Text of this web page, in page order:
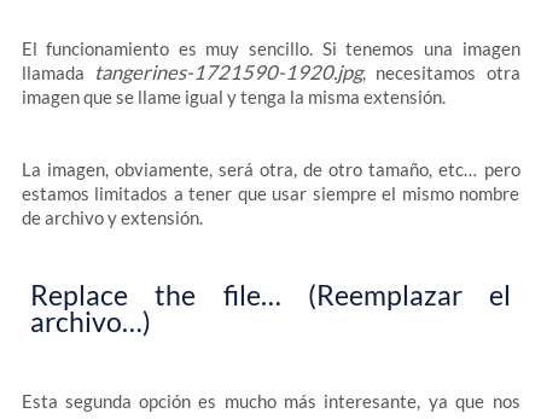
El funcionamiento es muy sencillo. Si tenemos una imagen
llamada
tangerines-1721590-1920.jpg, necesitamos otra
imagen que se llame igual y tenga la misma extensión.
La imagen, obviamente, será otra, de otro tamaño, etc… pero
estamos limitados a tener que usar siempre el mismo nombre
de archivo y extensión.
Replace the file… (Reemplazar el
archivo…)
Esta segunda opción es mucho más interesante, ya que nos